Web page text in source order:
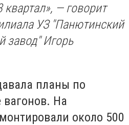
квартал», — говорит
УЗ "Панютинский
завод" Игорь
планы по
вагонов. На
около 500